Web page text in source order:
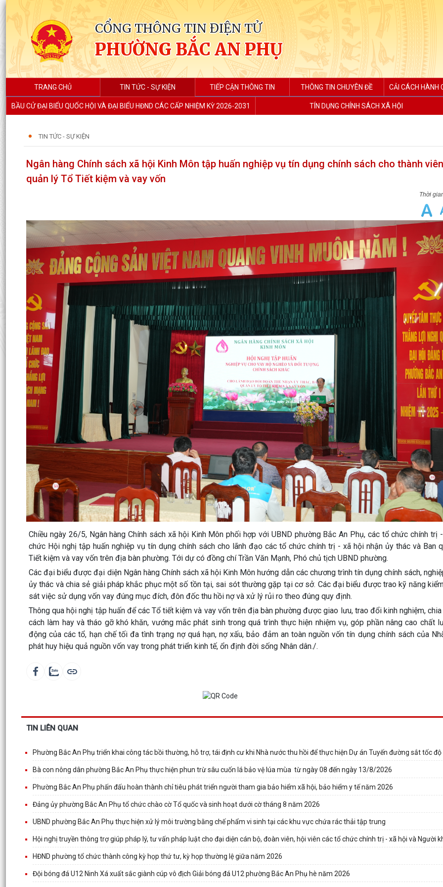
CỔNG THÔNG TIN ĐIỆN TỬ
PHƯỜNG BẮC AN PHỤ
TRANG CHỦ TIN TỨC - SỰ KIỆN TIẾP CẬN THÔNG TIN THÔNG TIN CHUYÊN ĐỀ CẢI CÁCH HÀNH
BẦU CỬ ĐẠI BIỂU QUỐC HỘI VÀ ĐẠI BIỂU HĐND CÁC CẤP NHIỆM KỲ 2026-2031 TÍN DỤNG CHÍNH SÁCH XÃ HỘI
TIN TỨC - SỰ KIỆN
Ngân hàng Chính sách xã hội Kinh Môn tập huấn nghiệp vụ tín dụng chính sách cho thành
quản lý Tổ Tiết kiệm và vay vốn
Chiều ngày 26/5, Ngân hàng Chính sách xã hội Kinh Môn phối hợp với UBND phường Bắc An Phụ, các tổ chức chính trị
chức Hội nghị tập huấn nghiệp vụ tín dụng chính sách cho lãnh đạo các tổ chức chính trị - xã hội nhận ủy thác và Ban
Tiết kiệm và vay vốn trên địa bàn phường. Tới dự có đồng chí Trần Văn Mạnh, Phó chủ tịch UBND phường.
Các đại biểu được đại diện Ngân hàng Chính sách xã hội Kinh Môn hướng dẫn các chương trình tín dụng chính sách,
ủy thác và chia sẻ giải pháp khắc phục một số tồn tại, sai sót thường gặp tại cơ sở. Các đại biểu được trao kỹ năng
sát việc sử dụng vốn vay đúng mục đích, đôn đốc thu hồi nợ và xử lý rủi ro theo đúng quy định.
Thông qua hội nghị tập huấn để các Tổ tiết kiệm và vay vốn trên địa bàn phường được giao lưu, trao đổi kinh nghiệm,
cách làm hay và tháo gỡ khó khăn, vướng mắc phát sinh trong quá trình thực hiện nhiệm vụ, góp phần nâng cao chất
động của các tổ, hạn chế tối đa tình trạng nợ quá hạn, nợ xấu, bảo đảm an toàn nguồn vốn tín dụng chính sách của
phát huy hiệu quả nguồn vốn vay trong phát triển kinh tế, ổn định đời sống Nhân dân./.
TIN LIÊN QUAN
Phường Bắc An Phụ triển khai công tác bồi thường, hỗ trợ, tái định cư khi Nhà nước thu hồi để thực hiện Dự án Tuyến đường sắt tốc độ
Bà con nông dân phường Bắc An Phụ thực hiện phun trừ sâu cuốn lá bảo vệ lúa mùa từ ngày 08 đến ngày 13/8/2026
Phường Bắc An Phụ phấn đấu hoàn thành chỉ tiêu phát triển người tham gia bảo hiểm xã hội, bảo hiểm y tế năm 2026
Đảng ủy phường Bắc An Phụ tổ chức chào cờ Tổ quốc và sinh hoạt dưới cờ tháng 8 năm 2026
UBND phường Bắc An Phụ thực hiện xử lý môi trường bằng chế phẩm vi sinh tại các khu vực chứa rác thải tập trung
Hội nghị truyền thông trợ giúp pháp lý, tư vấn pháp luật cho đại diện cán bộ, đoàn viên, hội viên các tổ chức chính trị - xã hội và Người
HĐND phường tổ chức thành công kỳ họp thứ tư, kỳ họp thường lệ giữa năm 2026
Đội bóng đá U12 Ninh Xá xuất sắc giành cúp vô địch Giải bóng đá U12 phường Bắc An Phụ hè năm 2026